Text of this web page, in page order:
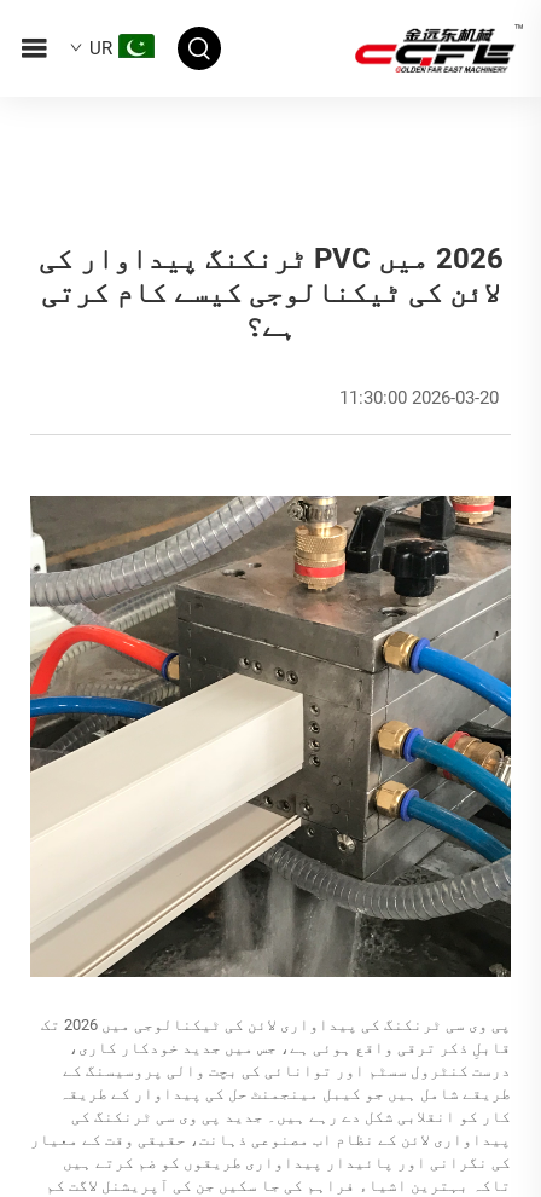
UR
2026 میں PVC ٹرنکنگ پیداوار کی
لائن کی ٹیکنالوجی کیسے کام کرتی
ہے؟
2026-03-20 11:30:00
پی وی سی ٹرنکنگ کی پیداواری لائن کی ٹیکنالوجی میں 2026 تک
قابلِ ذکر ترقی واقع ہوئی ہے، جس میں جدید خودکار کاری،
درست کنٹرول سسٹم اور توانائی کی بچت والی پروسیسنگ کے
طریقے شامل ہیں جو کیبل مینجمنٹ حل کی پیداوار کے طریقہ
کار کو انقلابی شکل دے رہے ہیں۔ جدید پی وی سی ٹرنکنگ کی
پیداواری لائن کے نظام اب مصنوعی ذہانت، حقیقی وقت کے معیار
کی نگرانی اور پائیدار پیداواری طریقوں کو ضم کرتے ہیں
تاکہ بہترین اشیاء فراہم کی جا سکیں جن کی آپریشنل لاگت کم